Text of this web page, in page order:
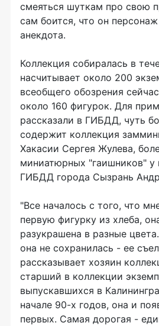
смеяться шуткам про свою
сам боится, что он персонаж
анекдота.
Коллекция собиралась в
насчитывает около 200
всеобщего обозрения
около 160 фигурок. Для
рассказали в ГИБДД, чуть
содержит коллекция
Хакасии Сергея Жулева,
миниатюрных "гаишников" у
ГИБДД города Сызрань
"Все началось с того, что
первую фигурку из хлеба,
разукрашена в разные
она не сохранилась - ее
рассказывает хозяин
старший в коллекции
выпускавшихся в
начале 90-х годов, она и
первых. Самая дорогая -